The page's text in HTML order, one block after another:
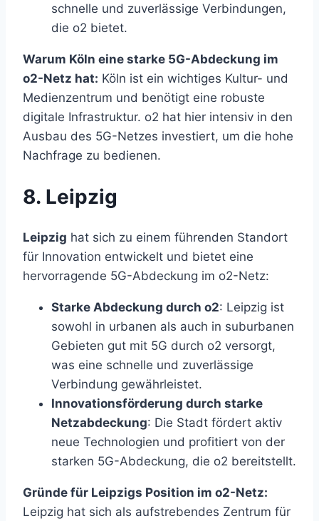
schnelle und zuverlässige Verbindungen,
die o2 bietet.
Warum Köln eine starke 5G-Abdeckung im
o2-Netz hat: Köln ist ein wichtiges Kultur- und
Medienzentrum und benötigt eine robuste
digitale Infrastruktur. o2 hat hier intensiv in den
Ausbau des 5G-Netzes investiert, um die hohe
Nachfrage zu bedienen.
8. Leipzig
Leipzig hat sich zu einem führenden Standort
für Innovation entwickelt und bietet eine
hervorragende 5G-Abdeckung im o2-Netz:
Starke Abdeckung durch o2: Leipzig ist
sowohl in urbanen als auch in suburbanen
Gebieten gut mit 5G durch o2 versorgt,
was eine schnelle und zuverlässige
Verbindung gewährleistet.
Innovationsförderung durch starke
Netzabdeckung: Die Stadt fördert aktiv
neue Technologien und profitiert von der
starken 5G-Abdeckung, die o2 bereitstellt.
Gründe für Leipzigs Position im o2-Netz:
Leipzig hat sich als aufstrebendes Zentrum für